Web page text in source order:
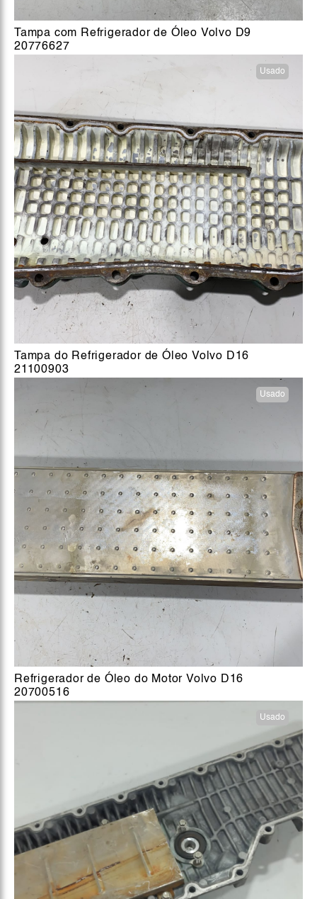
Tampa com Refrigerador de Óleo Volvo D9
20776627
Usado
Tampa do Refrigerador de Óleo Volvo D16
21100903
Usado
Refrigerador de Óleo do Motor Volvo D16
20700516
Usado